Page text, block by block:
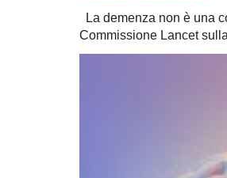
La demenza non è una
Commissione Lancet